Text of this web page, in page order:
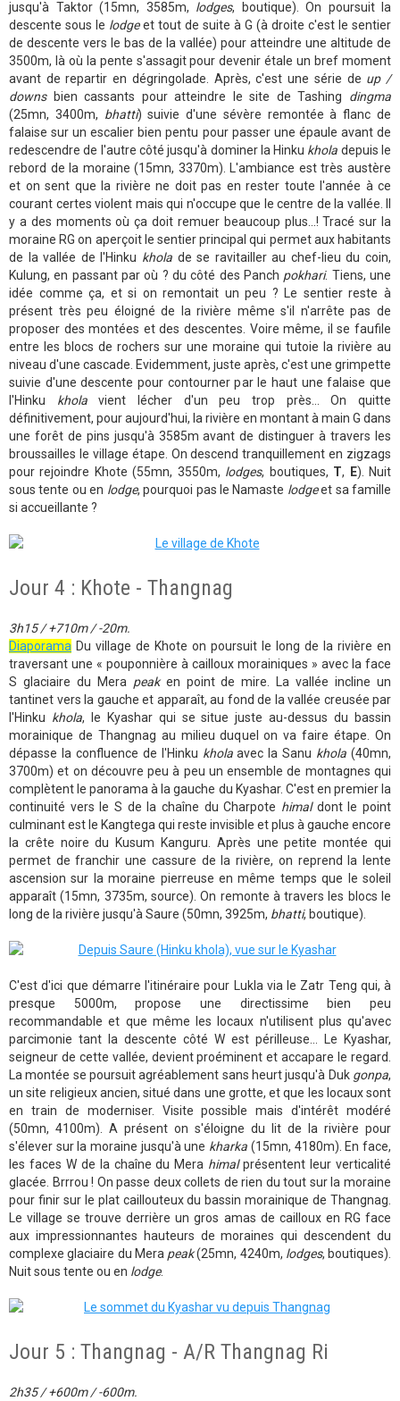
jusqu'à Taktor (15mn, 3585m, lodges, boutique). On poursuit la
descente sous le lodgeet tout de suite à G (à droite c'est le sentier
de descente vers le bas de la vallée) pour atteindre une altitude de
3500m, là où la pente s'assagit pour devenir étale un bref moment
avant de repartir en dégringolade. Après, c'est une série de up /
downsbien cassants pour atteindre le site de Tashing dingma
(25mn, 3400m, bhatti) suivie d'une sévère remontée à flanc de
falaise sur un escalier bien pentu pour passer une épaule avant de
redescendre de l'autre côté jusqu'à dominer la Hinku khola depuis le
rebord de la moraine (15mn, 3370m). L'ambiance est très austère
et on sent que la rivière ne doit pas en rester toute l'année à ce
courant certes violent mais qui n'occupe que le centre de la vallée. Il
y a des moments où ça doit remuer beaucoup plus...! Tracé sur la
moraine RG on aperçoit le sentier principal qui permet aux habitants
de la vallée de l'Hinku kholade se ravitailler au chef-lieu du coin,
Kulung, en passant par où ? du côté des Panch pokhari. Tiens, une
idée comme ça, et si on remontait un peu ? Le sentier reste à
présent très peu éloigné de la rivière même s'il n'arrête pas de
proposer des montées et des descentes. Voire même, il se faufile
entre les blocs de rochers sur une moraine qui tutoie la rivière au
niveau d'une cascade. Evidemment, juste après, c'est une grimpette
suivie d'une descente pour contourner par le haut une falaise que
l'Hinku kholavient lécher d'un peu trop près... On quitte
définitivement, pour aujourd'hui, la rivière en montant à main G dans
une forêt de pins jusqu'à 3585m avant de distinguer à travers les
broussailles le village étape. On descend tranquillement en zigzags
pour rejoindre Khote (55mn, 3550m, lodges, boutiques, T, E). Nuit
sous tente ou en lodge, pourquoi pas le Namaste lodgeet sa famille
si accueillante ?
Jour 4 : Khote - Thangnag
3h15 / +710m / -20m.
Diaporama Du village de Khote on poursuit le long de la rivière en
traversant une « pouponnière à cailloux morainiques » avec la face
S glaciaire du Mera peaken point de mire. La vallée incline un
tantinet vers la gauche et apparaît, au fond de la vallée creusée par
l'Hinku khola, le Kyashar qui se situe juste au-dessus du bassin
morainique de Thangnag au milieu duquel on va faire étape. On
dépasse la confluence de l'Hinku kholaavec la Sanu khola (40mn,
3700m) et on découvre peu à peu un ensemble de montagnes qui
complètent le panorama à la gauche du Kyashar. C'est en premier la
continuité vers le S de la chaîne du Charpote himaldont le point
culminant est le Kangtega qui reste invisible et plus à gauche encore
la crête noire du Kusum Kanguru. Après une petite montée qui
permet de franchir une cassure de la rivière, on reprend la lente
ascension sur la moraine pierreuse en même temps que le soleil
apparaît (15mn, 3735m, source). On remonte à travers les blocs le
long de la rivière jusqu'à Saure (50mn, 3925m, bhatti, boutique).
C'est d'ici que démarre l'itinéraire pour Lukla via le Zatr Teng qui, à
presque 5000m, propose une directissime bien peu
recommandable et que même les locaux n'utilisent plus qu'avec
parcimonie tant la descente côté W est périlleuse... Le Kyashar,
seigneur de cette vallée, devient proéminent et accapare le regard.
La montée se poursuit agréablement sans heurt jusqu'à Duk gonpa,
un site religieux ancien, situé dans une grotte, et que les locaux sont
en train de moderniser. Visite possible mais d'intérêt modéré
(50mn, 4100m). A présent on s'éloigne du lit de la rivière pour
s'élever sur la moraine jusqu'à une kharka (15mn, 4180m). En face,
les faces W de la chaîne du Mera himalprésentent leur verticalité
glacée. Brrrou ! On passe deux collets de rien du tout sur la moraine
pour finir sur le plat caillouteux du bassin morainique de Thangnag.
Le village se trouve derrière un gros amas de cailloux en RG face
aux impressionnantes hauteurs de moraines qui descendent du
complexe glaciaire du Mera peak(25mn, 4240m, lodges, boutiques).
Nuit sous tente ou en lodge.
Jour 5 : Thangnag - A/R Thangnag Ri
2h35 / +600m / -600m.